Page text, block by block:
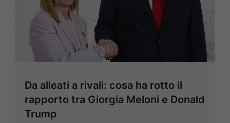
Da alleati a rivali: cosa ha rotto il
rapporto tra Giorgia Meloni e Donald
Trump